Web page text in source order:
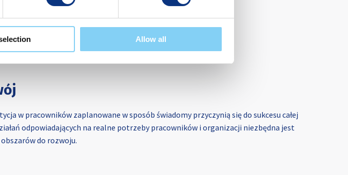
Allow all
w pracowników zaplanowane w sposób świadomy przyczynią się do sukcesu całej
odpowiadających na realne potrzeby pracowników i organizacji niezbędna jest
do rozwoju.